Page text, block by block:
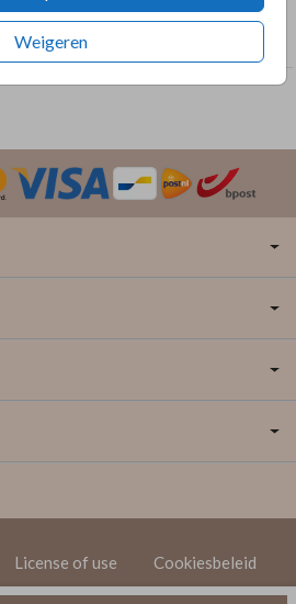
Weigeren
License of use Cookiesbeleid